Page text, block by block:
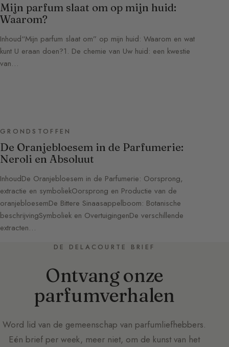
Mijn parfum slaat om op mijn huid:
Waarom?
Inhoud“Mijn parfum slaat om” op mijn huid: Waarom en wat
kunt U eraan doen?1. De chemie van Uw huid: een kwestie
van…
GRONDSTOFFEN
De Oranjebloesem in de Parfumerie:
Neroli en Absoluut
InhoudDe Oranjebloesem in de Parfumerie: Oorsprong,
extractie en symboliekOorsprong en Productie van de
oranjebloesemDe Bittere Sinaasappelboom: Botanische
beschrijvingSymboliek en OvertuigingenDe verschillende
extracten…
DE DELACOURTE BRIEF
Ontvang onze
parfumverhalen
Word lid van de gemeenschap van parfumliefhebbers.
Eén brief per week, meer niet, om de kunst van het